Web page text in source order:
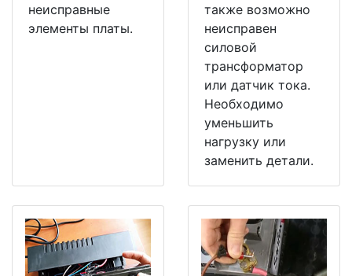
неисправные
элементы платы.
также возможно
неисправен
силовой
трансформатор
или датчик тока.
Необходимо
уменьшить
нагрузку или
заменить детали.